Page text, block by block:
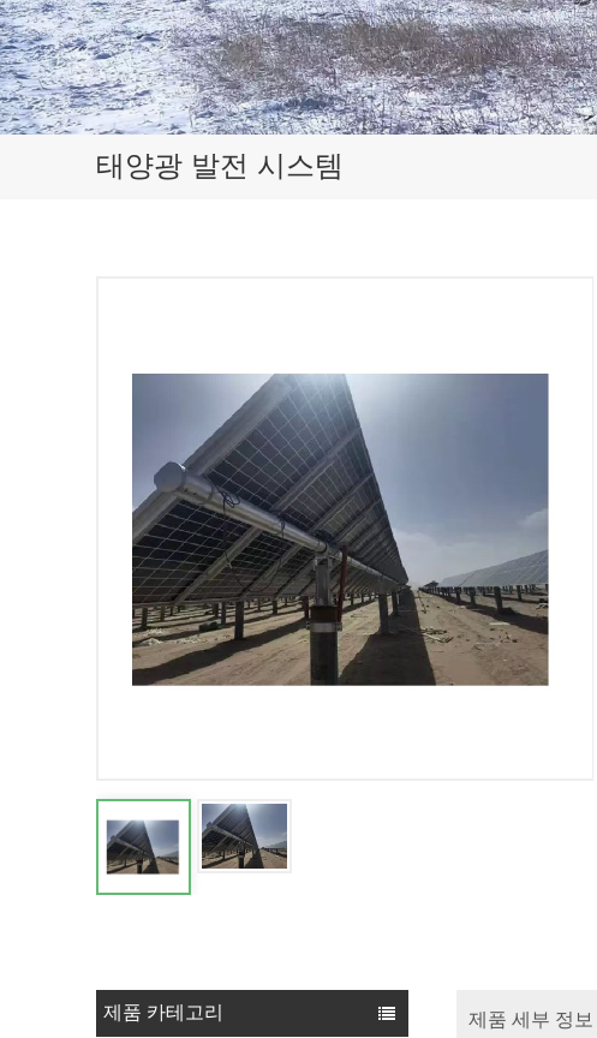
태양광 발전 시스템
제품 카테고리 제품 세부 정보